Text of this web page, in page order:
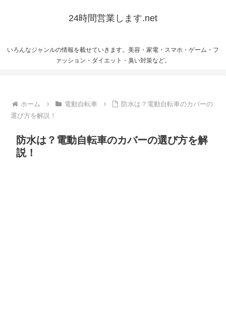
24時間営業します.net
いろんなジャンルの情報を載せていきます。美容・家電・スマホ・ゲーム・フ
ァッション・ダイエット・臭い対策など。
ホーム 電動自転車
防水は？電動自転車のカバーの
選び方を解説！
防水は？電動自転車のカバーの選び方を解
説！